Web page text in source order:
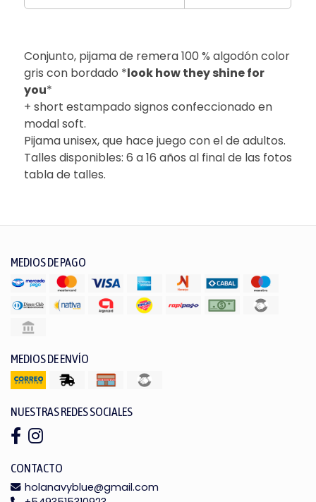
Conjunto, pijama de remera 100 % algodón color
gris con bordado *look how they shine for
you*
+ short estampado signos confeccionado en
modal soft.
Pijama unisex, que hace juego con el de adultos.
Talles disponibles: 6 a 16 años al final de las fotos
tabla de talles.
MEDIOS DE PAGO
MEDIOS DE ENVÍO
NUESTRAS REDES SOCIALES
CONTACTO
holanavyblue@gmail.com